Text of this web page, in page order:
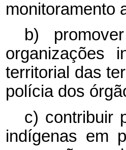
monitoramento
b)
organizações
territorial das
polícia dos
c) contribuir
indígenas em